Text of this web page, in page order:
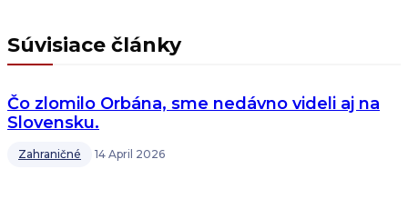
Súvisiace články
Čo zlomilo Orbána, sme nedávno videli aj na
Slovensku.
Zahraničné 14 April 2026